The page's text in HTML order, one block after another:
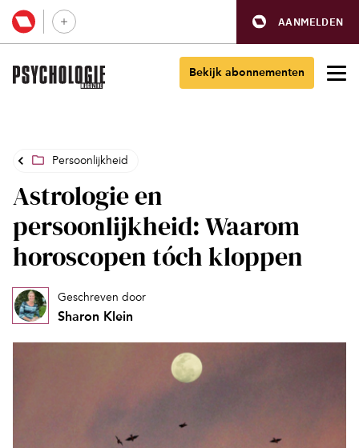
AANMELDEN
Bekijk abonnementen
Persoonlijkheid
Astrologie en
persoonlijkheid: Waarom
horoscopen tóch kloppen
Geschreven door
Sharon Klein